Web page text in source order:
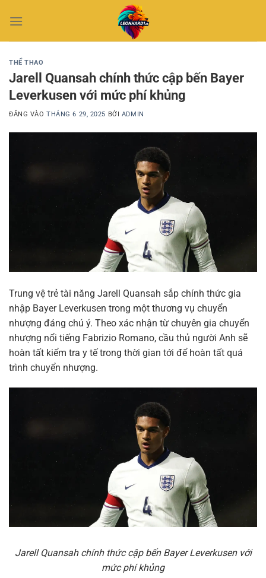
qua
THỂ THAO
Jarell Quansah chính thức cập bến Bayer
Leverkusen với mức phí khủng
ĐĂNG VÀOTHÁNG 6 29, 2025 BỞI ADMIN
Trung vệ trẻ tài năng Jarell Quansah sắp chính thức gia
nhập Bayer Leverkusen trong một thương vụ chuyển
nhượng đáng chú ý. Theo xác nhận từ chuyên gia chuyển
nhượng nổi tiếng Fabrizio Romano, cầu thủ người Anh sẽ
hoàn tất kiểm tra y tế trong thời gian tới để hoàn tất quá
trình chuyển nhượng.
Jarell Quansah chính thức cập bến Bayer Leverkusen với
mức phí khủng